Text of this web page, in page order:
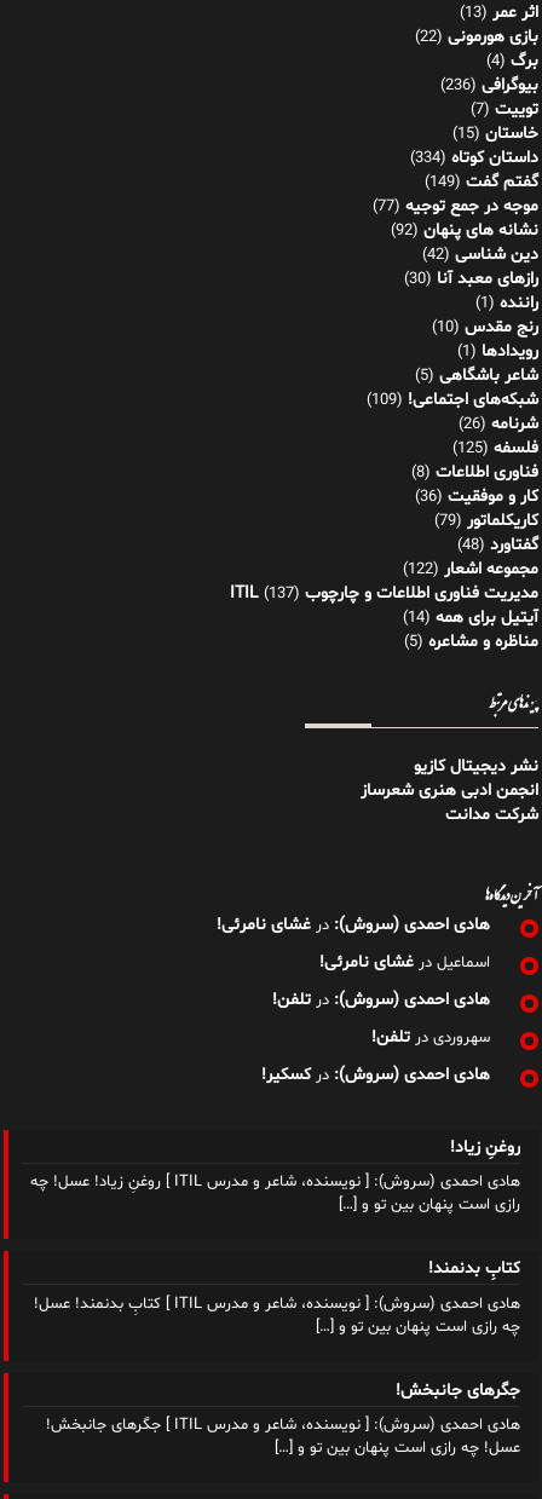
اثر عمر (13)
بازی هورمونی (22)
برگ (4)
بیوگرافی (236)
توییت (7)
خاستان (15)
داستان کوتاه (334)
گفتم گفت (149)
موجه در جمع توجیه (77)
نشانه های پنهان (92)
دین شناسی (42)
رازهای معبد آنا (30)
راننده (1)
رنج مقدس (10)
رویدادها (1)
شاعر باشگاهی (5)
شبکه‌های اجتماعی! (109)
شرنامه (26)
فلسفه (125)
فناوری اطلاعات (8)
کار و موفقیت (36)
کاریکلماتور (79)
گفتاورد (48)
مجموعه اشعار (122)
مدیریت فناوری اطلاعات و چارچوب ITIL (137)
آیتیل برای همه (14)
مناظره و مشاعره (5)
پیوندهای مرتبط
نشر دیجیتال کازیو
انجمن ادبی هنری شعرساز
شرکت مدانت
آخرین دیدگاه‌ها
هادی احمدی (سروش): در غشای نامرئی!
اسماعیل در غشای نامرئی!
هادی احمدی (سروش): در تلفن!
سهروردی در تلفن!
هادی احمدی (سروش): درکسکیر!
روغنِ زیاد!
هادی احمدی (سروش): [ نویسنده، شاعر و مدرس ITIL ] روغنِ زیاد! عسل! چه
رازی است پنهان بین تو و […]
کتابِ بدنمند!
هادی احمدی (سروش): [ نویسنده، شاعر و مدرس ITIL ] کتابِ بدنمند! عسل!
چه رازی است پنهان بین تو و […]
جگرهای جانبخش!
هادی احمدی (سروش): [ نویسنده، شاعر و مدرس ITIL ] جگرهای جانبخش!
عسل! چه رازی است پنهان بین تو و […]